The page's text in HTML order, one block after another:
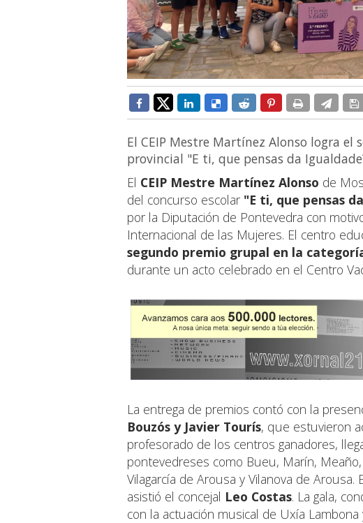
El CEIP Mestre Martínez Alonso logra
provincial "E ti, que pensas da
El CEIP Mestre Martínez Alonso de
del concurso escolar "E ti, que pensas
por la Diputación de Pontevedra con
Internacional de las Mujeres. El centro
segundo premio grupal en la
durante un acto celebrado en el Centro
La entrega de premios contó con la
Bouzós y Javier Tourís, que estuvieron
profesorado de los centros ganadores,
pontevedreses como Bueu, Marín,
Vilagarcía de Arousa y Vilanova de
asistió el concejal Leo Costas. La gala,
con la actuación musical de Uxía Lambona